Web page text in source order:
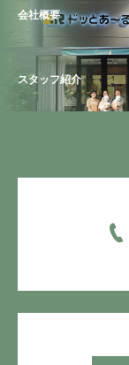
会社概要
スタッフ紹介